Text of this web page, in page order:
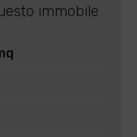
immobile